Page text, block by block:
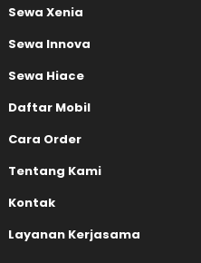
Sewa Xenia
Sewa Innova
Sewa Hiace
Daftar Mobil
Cara Order
Tentang Kami
Kontak
Layanan Kerjasama